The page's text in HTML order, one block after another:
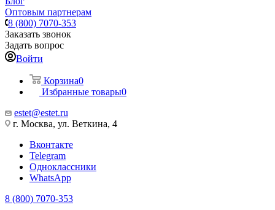
Оптовым партнерам
8 (800) 7070-353
Заказать звонок
Задать вопрос
Войти
Корзина0
Избранные товары0
estet@estet.ru
г. Москва, ул. Веткина, 4
Вконтакте
Telegram
Одноклассники
WhatsApp
8 (800) 7070-353